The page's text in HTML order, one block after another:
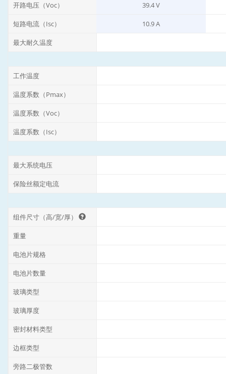
开路电压（Voc） 39.4 V
短路电流（Isc） 10.9 A
最大耐久温度
工作温度
温度系数（Pmax）
温度系数（Voc）
温度系数（Isc）
最大系统电压
保险丝额定电流
组件尺寸（高/宽/厚）
重量
电池片规格
电池片数量
玻璃类型
玻璃厚度
密封材料类型
边框类型
旁路二极管数